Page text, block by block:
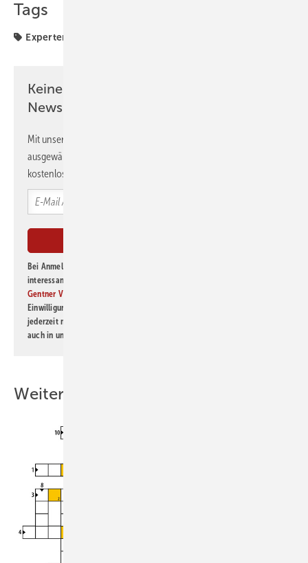
Tags
Expertenwissen
Keine Zeit? Kein Problem mit dem GEB
Newsletter!
Mit unserem Newsletter erhalten Sie regelmäßig von uns
ausgewählte Informationen und Neuigkeiten, gebündelt und
kostenlos direkt ins Postfach.
Bei Anmeldung zu diesem Newsletter bin ich damit einverstanden, über
interessante Verlags- und Online-Angebote
Gentner Verlag GmbH & Co. KG
Einwilligung kann ich jederzeit widerrufen und eine Abmeldung ist
jederzeit möglich. Informationen zum Umgang mit Daten finden Sie
auch in unserer
Weitere Inhalte